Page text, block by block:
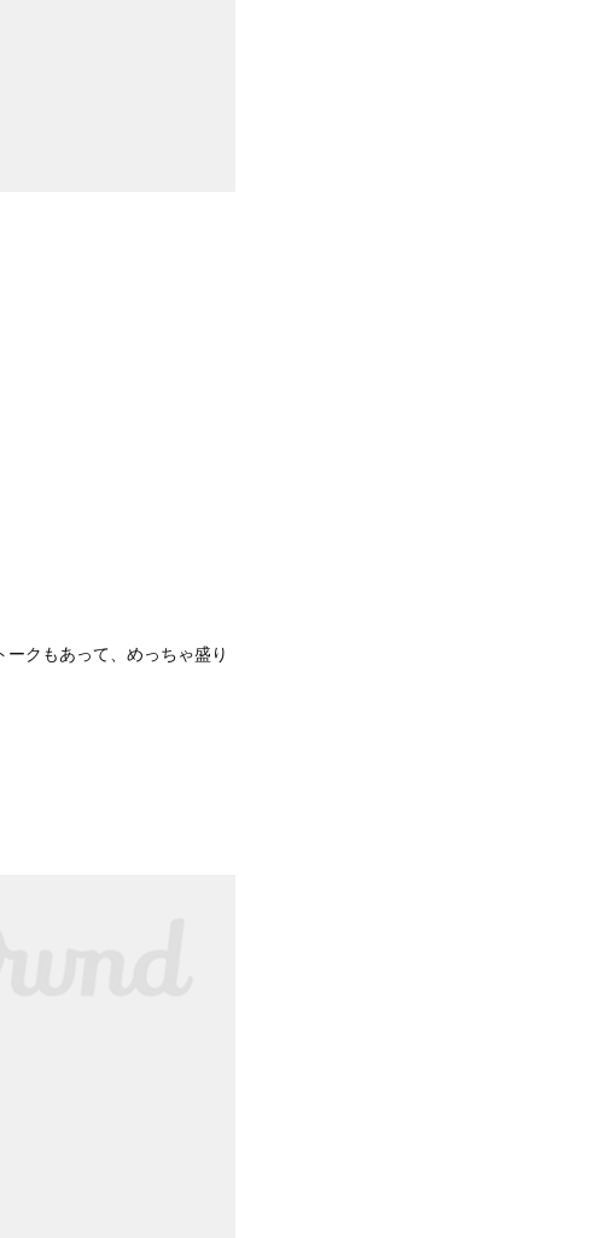
クもあって、めっちゃ盛り